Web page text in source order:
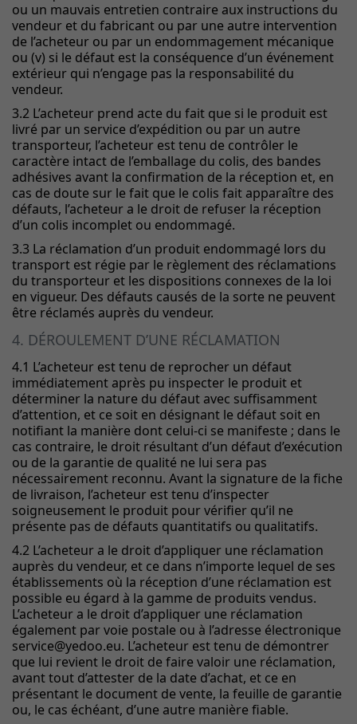
ou un mauvais entretien contraire aux instructions du
vendeur et du fabricant ou par une autre intervention
de l’acheteur ou par un endommagement mécanique
ou (v) si le défaut est la conséquence d’un événement
extérieur qui n’engage pas la responsabilité du
vendeur.
3.2 L’acheteur prend acte du fait que si le produit est
livré par un service d’expédition ou par un autre
transporteur, l’acheteur est tenu de contrôler le
caractère intact de l’emballage du colis, des bandes
adhésives avant la confirmation de la réception et, en
cas de doute sur le fait que le colis fait apparaître des
défauts, l’acheteur a le droit de refuser la réception
d’un colis incomplet ou endommagé.
3.3 La réclamation d’un produit endommagé lors du
transport est régie par le règlement des réclamations
du transporteur et les dispositions connexes de la loi
en vigueur. Des défauts causés de la sorte ne peuvent
être réclamés auprès du vendeur.
4. DÉROULEMENT D’UNE RÉCLAMATION
4.1 L’acheteur est tenu de reprocher un défaut
immédiatement après pu inspecter le produit et
déterminer la nature du défaut avec suffisamment
d’attention, et ce soit en désignant le défaut soit en
notifiant la manière dont celui-ci se manifeste ; dans le
cas contraire, le droit résultant d’un défaut d’exécution
ou de la garantie de qualité ne lui sera pas
nécessairement reconnu. Avant la signature de la fiche
de livraison, l’acheteur est tenu d’inspecter
soigneusement le produit pour vérifier qu’il ne
présente pas de défauts quantitatifs ou qualitatifs.
4.2 L’acheteur a le droit d’appliquer une réclamation
auprès du vendeur, et ce dans n’importe lequel de ses
établissements où la réception d’une réclamation est
possible eu égard à la gamme de produits vendus.
L’acheteur a le droit d’appliquer une réclamation
également par voie postale ou à l’adresse électronique
service@yedoo.eu. L’acheteur est tenu de démontrer
que lui revient le droit de faire valoir une réclamation,
avant tout d’attester de la date d’achat, et ce en
présentant le document de vente, la feuille de garantie
ou, le cas échéant, d’une autre manière fiable.